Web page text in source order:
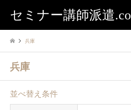
セミナー講師派遣
兵庫
兵庫
並べ替え条件